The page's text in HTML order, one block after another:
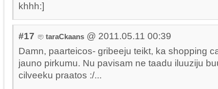
khhh:]
#17 taraCkaans @ 2011.05.11 00:39
Damn, paarteicos- gribeeju teikt, ka shopping
jauno pirkumu. Nu pavisam ne taadu iluuziju
cilveeku praatos :/...